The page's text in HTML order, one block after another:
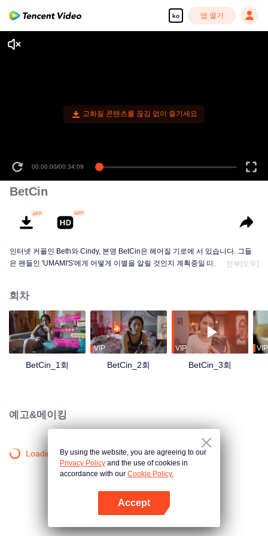
ko 앱 열기
고화질 콘텐츠를 끊김 없이 즐기세요
00:00:00/00:34:09
BetCin
인터넷 커플인 Beth와 Cindy, 본명 BetCin은 헤어질 기로에 서 있습니다. 그들
은 팬들인 'UMAMI'S'에게 어떻게 이별을 알릴 것인지 계획중일 때, 시기 적절한
다른 많은 상품들! 그들 모두는 이 돈이 필요하지만, 그들은 모든 Umami가 그들
의 각각의 소셜미디어 콘텐츠를 좋아하고, 공유하고, 코멘트 할 때마다 그들이
이상적인 커플인 것처럼 가짜로 행동할 수 있을까요? 그들은 서로의 미친 행동
을 더 이상 참을 수 있을까요? 이 경기는 그들의 이미 혼란스러운 관계에 어떤
혼란을 더할 수 있을까요?
전부[모두]
회차
BetCin_1회
VIP
BetCin_2회
VIP
BetCin_3회
VIP
예고&메이킹
Loading…By using the website, you are agreeing to our
Privacy Policy and the use of cookies in
accordance with our Cookie Policy.
Accept